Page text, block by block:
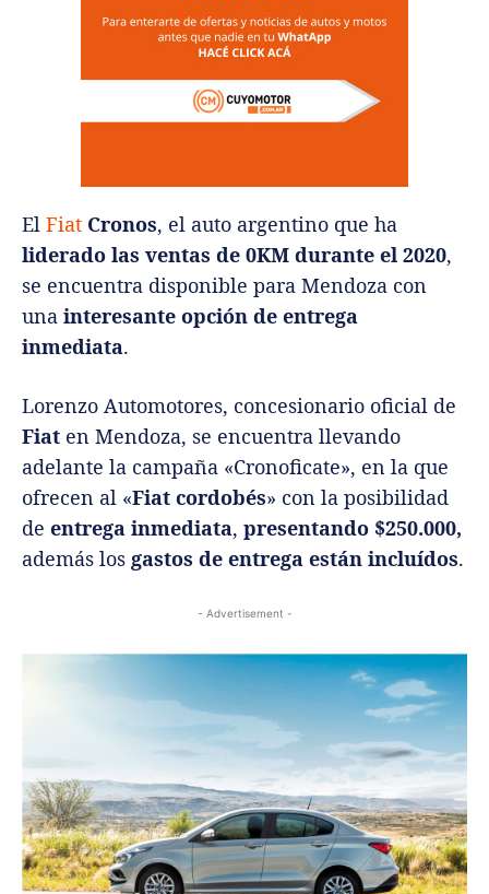
El Fiat Cronos, el auto argentino que ha
liderado las ventas de 0KM durante el 2020,
se encuentra disponible para Mendoza con
una interesante opción de entrega
inmediata.
Lorenzo Automotores, concesionario oficial de
Fiat en Mendoza, se encuentra llevando
adelante la campaña «Cronoficate», en la que
ofrecen al «Fiat cordobés» con la posibilidad
de entrega inmediata, presentando $250.000,
además los gastos de entrega están incluídos.
- Advertisement -